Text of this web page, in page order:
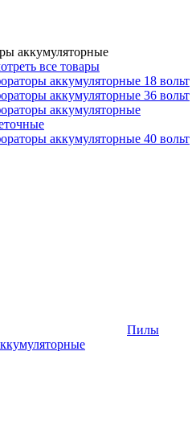
аккумуляторные
все товары
аккумуляторные 18 вольт
аккумуляторные 36 вольт
аккумуляторные
аккумуляторные 40 вольт
Пилы